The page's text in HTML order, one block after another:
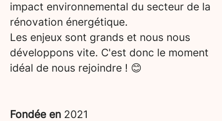
impact environnemental du secteur de la
rénovation énergétique.
Les enjeux sont grands et nous nous
développons vite. C'est donc le moment
idéal de nous rejoindre ! 😊
Fondée en 2021